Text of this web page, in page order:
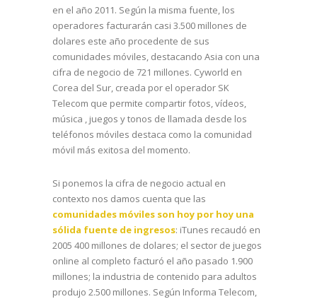
en el año 2011. Según la misma fuente, los
operadores facturarán casi 3.500 millones de
dolares este año procedente de sus
comunidades móviles, destacando Asia con una
cifra de negocio de 721 millones. Cyworld en
Corea del Sur, creada por el operador SK
Telecom que permite compartir fotos, vídeos,
música , juegos y tonos de llamada desde los
teléfonos móviles destaca como la comunidad
móvil más exitosa del momento.
Si ponemos la cifra de negocio actual en
contexto nos damos cuenta que las
comunidades móviles son hoy por hoy una
sólida fuente de ingresos: iTunes recaudó en
2005 400 millones de dolares; el sector de juegos
online al completo facturó el año pasado 1.900
millones; la industria de contenido para adultos
produjo 2.500 millones. Según Informa Telecom,